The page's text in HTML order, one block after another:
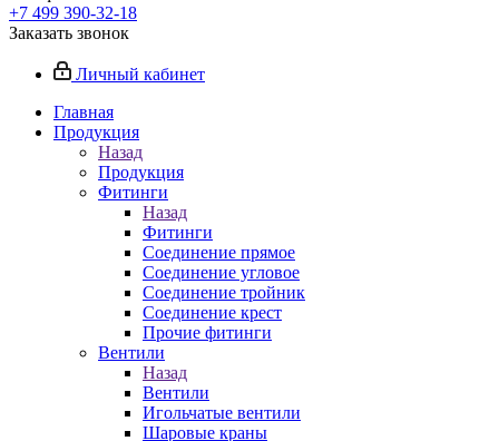
+7 499 390-32-18
Заказать звонок
Личный кабинет
Главная
Продукция
Назад
Продукция
Фитинги
Назад
Фитинги
Соединение прямое
Соединение угловое
Соединение тройник
Соединение крест
Прочие фитинги
Вентили
Назад
Вентили
Игольчатые вентили
Шаровые краны